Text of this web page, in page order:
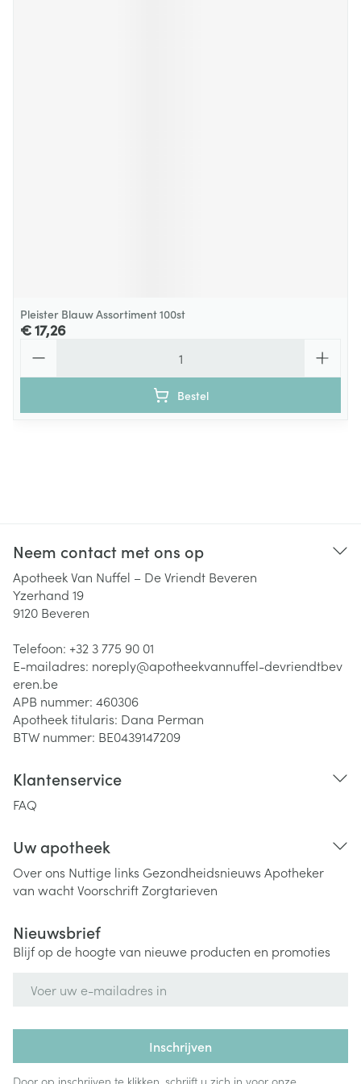
Pleister Blauw Assortiment 100st
€ 17,26
Bestel
Neem contact met ons op
Apotheek Van Nuffel – De Vriendt Beveren
Yzerhand 19
9120 Beveren
Telefoon: +32 3 775 90 01
E-mailadres: noreply@apotheekvannuffel-devriendtbev
eren.be
APB nummer: 460306
Apotheek titularis: Dana Perman
BTW nummer: BE0439147209
Klantenservice
FAQ
Uw apotheek
Over ons Nuttige links Gezondheidsnieuws Apotheker
van wachtVoorschriftZorgtarieven
Nieuwsbrief
Blijf op de hoogte van nieuwe producten en promoties
Inschrijven
Door op inschrijven te klikken, schrijft u zich in voor onze